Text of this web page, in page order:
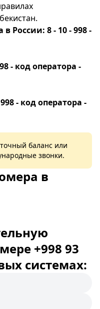
России: 8 - 10 - 998 -
- код оператора -
- код оператора -
баланс или
звонки.
в
+998 93
системах: